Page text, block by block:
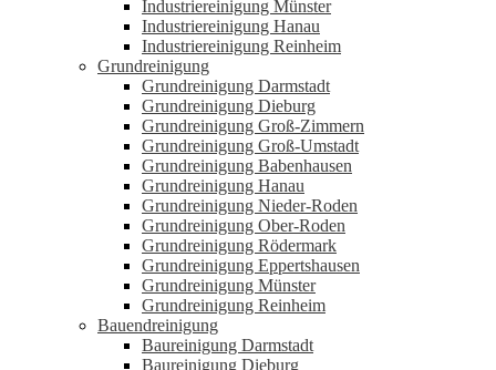
Industriereinigung Münster
Industriereinigung Hanau
Industriereinigung Reinheim
Grundreinigung
Grundreinigung Darmstadt
Grundreinigung Dieburg
Grundreinigung Groß-Zimmern
Grundreinigung Groß-Umstadt
Grundreinigung Babenhausen
Grundreinigung Hanau
Grundreinigung Nieder-Roden
Grundreinigung Ober-Roden
Grundreinigung Rödermark
Grundreinigung Eppertshausen
Grundreinigung Münster
Grundreinigung Reinheim
Bauendreinigung
Baureinigung Darmstadt
Baureinigung Dieburg